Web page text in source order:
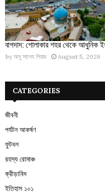
বাগদাদ: গোলাকার শহর থেকে আধুনিক
by আবু সালেহ পিয়ার August 5, 2026
CATEGORIES
জীবনী
পর্যটন আকর্ষণ
ফুটবল
রহস্য রোমাঞ্চ
ক্রীড়াবিদ
ইতিহাস ১০১